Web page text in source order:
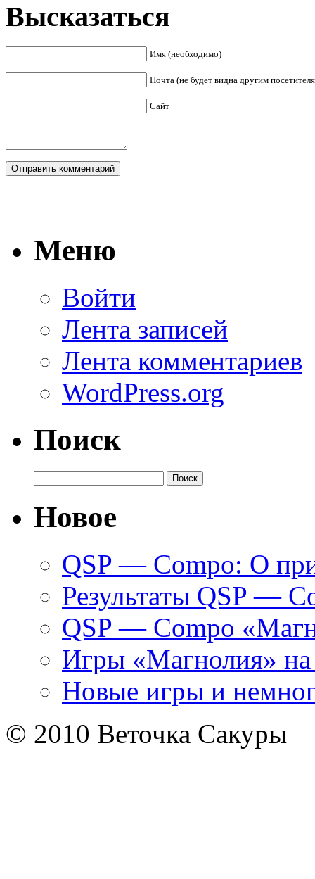
Высказаться
Имя (необходимо)
Почта (не будет видна другим
Сайт
Меню
Войти
Лента записей
Лента комментариев
WordPress.org
Поиск
Новое
QSP — Compo: О
Результаты QSP —
QSP — Compo
Игры «Магнолия»
Новые игры и
© 2010 Веточка Сакуры